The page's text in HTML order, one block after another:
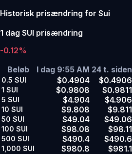
Historisk prisændring for Sui
1 dag SUI prisændring
-0.12%
Beløb
I dag 9:55 AM 24 t. siden
0.5 SUI $0.4904 $0.4906
1 SUI $0.9808 $0.9811
5 SUI $4.904 $4.906
10 SUI $9.808 $9.811
50 SUI $49.04 $49.06
100 SUI $98.08 $98.11
500 SUI $490.4 $490.6
1,000 SUI $980.8
$981.1